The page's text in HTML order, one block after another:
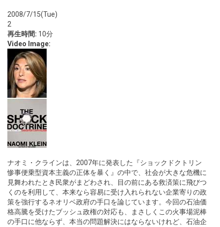
2008/7/15(Tue)
2
再生時間: 10分
Video Image:
ナオミ・クラインは、2007年に発表した『ショックドクトリン
惨事便乗型資本主義の正体を暴く』の中で、社会が大きな危機に
見舞われたとき民衆がまどわされ、目の前にある救済策に飛びつ
くのを利用して、本来なら容易に受け入れられない企業寄りの政
策を強行するネオリベ政府の手口を論じています。今回の石油価
格高騰を受けたブッシュ政権の対応も、まさしくこの火事場泥棒
の手口に他ならず、本当の問題解決にはならないけれど、石油企